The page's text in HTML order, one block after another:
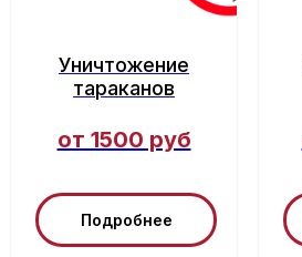
Уничтожение
тараканов
от 1500 руб
Подробнее